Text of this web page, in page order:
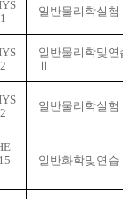
일반물리학실험
일반물리학및연
Ⅱ
일반물리학실험
일반화학및연습